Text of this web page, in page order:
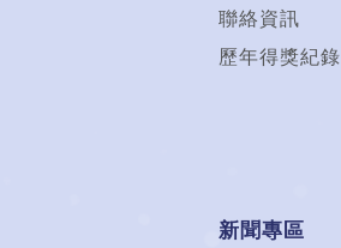
聯絡資訊
歷年得獎紀錄
新聞專區